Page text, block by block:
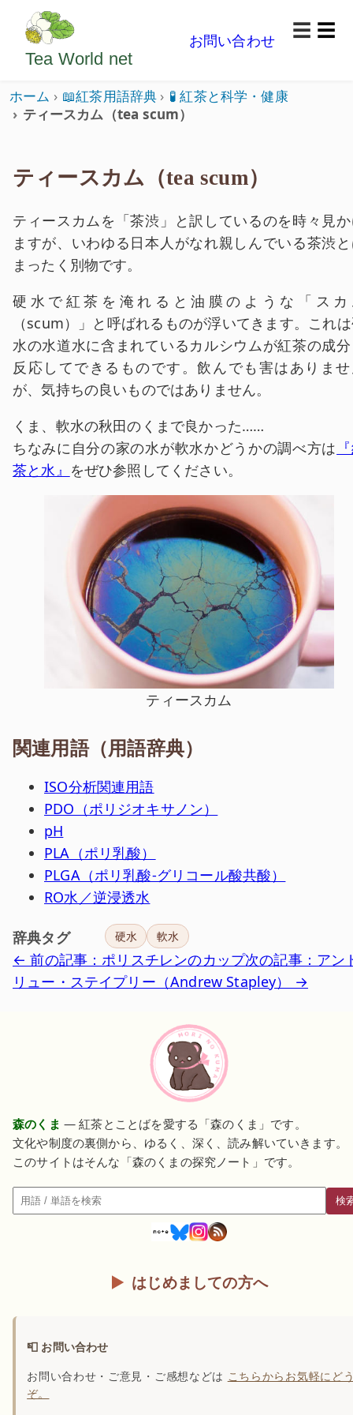
ようこそいらっしゃいました。どうぞごゆっくり楽
Tea World net
お問い合わせ
☰
ホーム 📖紅茶用語辞典
🧪 紅茶と科学・健康
ティースカム（tea scum）
ティースカム（tea scum）
ティースカムを「茶渋」と訳しているのを時々見
ますが、いわゆる日本人がなれ親しんでいる茶渋
まったく別物です。
硬水で紅茶を淹れると油膜のような「スカ
（scum）」と呼ばれるものが浮いてきます。これ
水の水道水に含まれているカルシウムが紅茶の成
反応してできるものです。飲んでも害はありま
が、気持ちの良いものではありません。
くま、軟水の秋田のくまで良かった……
ちなみに自分の家の水が軟水かどうかの調べ方は
茶と水』 をぜひ参照してください。
ティースカム
関連用語（用語辞典）
ISO分析関連用語
PDO（ポリジオキサノン）
pH
PLA（ポリ乳酸）
PLGA（ポリ乳酸-グリコール酸共酸）
RO水／逆浸透水
辞典タグ 硬水 軟水
← 前の記事：ポリスチレンのカップ次の記事：アン
リュー・ステイプリー（Andrew Stapley） →
森のくま — 紅茶とことばを愛する「森のくま」です。
文化や制度の裏側から、ゆるく、深く、読み解いていきます。
このサイトはそんな「森のくまの探究ノート」です。
検索
検
はじめましての方へ
📮 お問い合わせ
お問い合わせ・ご意見・ご感想などは こちらからお気軽にど
ぞ。